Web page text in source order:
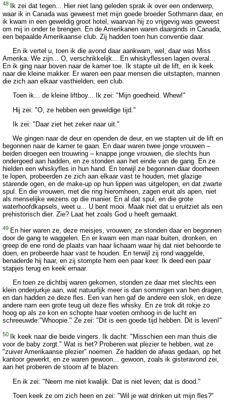
48
Ik zei dat tegen... Hier niet lang geleden sprak ik over een onderwerp,
waar ik in Canada was geweest met mijn goede broeder Sothmann daar, en
ik kwam in een geweldig groot hotel, waarvan hij zo vrijgevig was geweest
om mij in onder te brengen. En de Amerikanen waren daarginds in Canada,
een bepaalde Amerikaanse club. Zij hadden toen hun conventie daar.
En ik vertel u, toen ik die avond daar aankwam, wel, daar was Miss
Amerika. We zijn... O, verschrikkelijk... En whiskyflessen lagen overal...
En ik ging naar boven naar de kamer toe. Ik stapte uit de lift, en ik keek
naar die kleine makker. Er waren een paar mensen die uitstapten, mannen
die zich aan elkaar vasthielden; een club.
Toen ik... de kleine liftboy... Ik zei: "Mijn goedheid. Whew!"
Hij zei: "O, ze hebben een geweldige tijd."
Ik zei: "Daar ziet het zeker naar uit."
We gingen naar de deur en openden de deur, en we stapten uit de lift en
begonnen naar de kamer te gaan. En daar waren twee jonge vrouwen –
beiden droegen een trouwring – knappe jonge vrouwen, die slechts hun
ondergoed aan hadden, en ze stonden aan het einde van de gang. En ze
hielden een whiskyfles in hun hand. En terwijl ze begonnen daar doorheen
te lopen, probeerden ze zich aan elkaar vast te houden, met glazige
starende ogen, en de make-up op hun lippen was uitgelopen, en dat zwarte
spul. En die vrouwen, met die ring hieromheen, zagen eruit als apen, niet
als menselijke wezens op die manier. En al dat spul, en die grote
waterhoofdkapsels, weet u... U bent mooi. Maak niet dat u eruitziet als een
prehistorisch dier. Zie? Laat het zoals God u heeft gemaakt.
49 En hier waren ze, deze meisjes, vrouwen; ze stonden daar en begonnen
door de gang te waggelen. En er kwam een man naar buiten, dronken, en
greep de ene rond de plaats van haar lichaam waar hij dat niet behoorde te
doen, en probeerde haar vast te houden. En terwijl zij rond waggelde,
benaderde hij haar, en zij stompte hem een paar keer. Ik deed een paar
stapjes terug en keek ernaar.
En toen ze dichtbij waren gekomen, stonden ze daar met slechts een
klein onderjurkje aan, wat natuurlijk meer is dan sommigen van hen dragen,
en dan hadden ze deze fles. Een van hen gaf de andere een slok, en deze
andere nam een grote teug uit deze fles whisky. En ze trok dit rokje zo
hoog op als ze kon en schopte haar voeten omhoog in de lucht en
schreeuwde:"Whoopie." Ze zei: "Dit is een goede tijd hebben. Dit is leven!"
50
Ik keek naar die beide vingers. Ik dacht: "Misschien een man thuis die
voor de baby zorgt." Wat is het? Proberen wat plezier te hebben, wat ze
"zuiver Amerikaanse plezier" noemen. Ze hadden de afwas gedaan, op het
kantoor gewerkt, en ze waren gewoon... gewoon, zoals ik gisteravond zei,
aan het proberen de stoom af te blazen.
En ik zei: "Neem me niet kwalijk. Dat is niet leven; dat is dood."
Toen keek ze om zich heen en zei: "Wil je wat drinken uit mijn fles?"